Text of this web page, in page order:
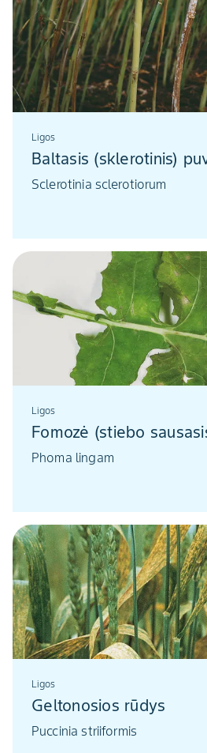
Ligos
Baltasis (sklerotinis)
Sclerotinia sclerotiorum
Ligos
Fomozė (stiebo
Phoma lingam
Ligos
Geltonosios rūdys
Puccinia striiformis